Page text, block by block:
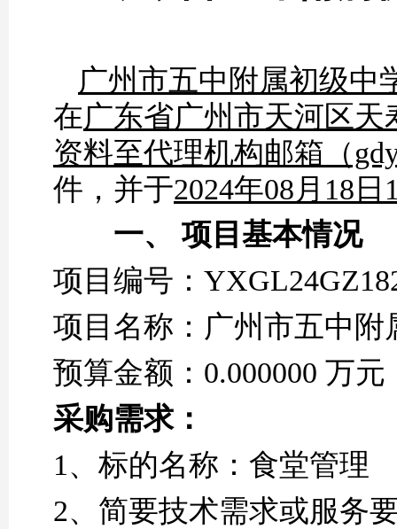
广州市五中附属初级中
在广东省广州市天河区天
资料至代理机构邮箱（
件，并于2024年08月 18 日
一、 项目基本情况
项目编号：
项目名称： 广州市五中
预算金额： 0.000000 万
采购需求：
1、 标的名称 ： 食堂管理
2、 简要技术需求或服务